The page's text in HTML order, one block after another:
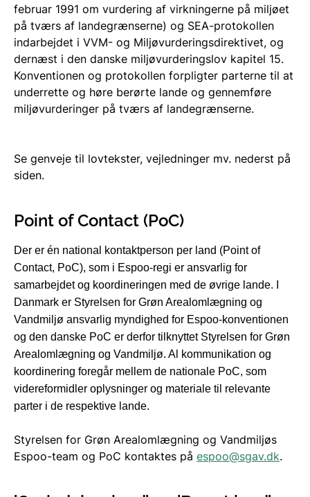
februar 1991 om vur­dering af virkningerne på miljøet
på tværs af landegrænserne) og SEA-protokollen
indarbejdet i VVM- og Miljøvurderingsdirektivet, og
dernæst i den danske miljøvurderingslov kapitel 15.
Konventionen og protokollen forpligter parterne til at
underrette og høre berørte lande og gennemføre
miljøvurderinger på tværs af landegrænserne.
Se genveje til lovtekster, vejledninger mv. nederst på
siden.
Point of Contact (PoC)
Der er én national kontaktperson per land (Point of
Contact, PoC), som i Espoo-regi er ansvarlig for
samarbejdet og koordineringen med de øvrige lande. I
Danmark er Styrelsen for Grøn Arealomlægning og
Vandmiljø ansvarlig myndighed for Espoo-konventionen
og den danske PoC er derfor tilknyttet Styrelsen for Grøn
Arealomlægning og Vandmiljø. Al kommunikation og
koordinering foregår mellem de nationale PoC, som
videreformidler oplysninger og materiale til relevante
parter i de respektive lande.
Styrelsen for Grøn Arealomlægning og Vandmiljøs
Espoo-team og PoC kontaktes på espoo@sgav.dk.